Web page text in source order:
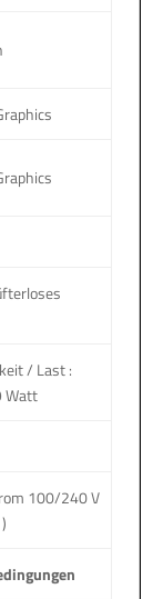
/ Last :
Watt
100/240 V